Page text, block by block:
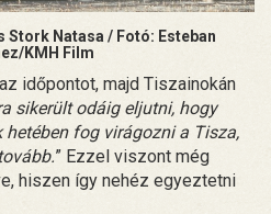
Natasa / Fotó: Esteban
KMH Film
időpontot, majd Tiszainokán
sikerült odáig eljutni, hogy
fog virágozni a Tisza,
” Ezzel viszont még
hiszen így nehéz egyeztetni